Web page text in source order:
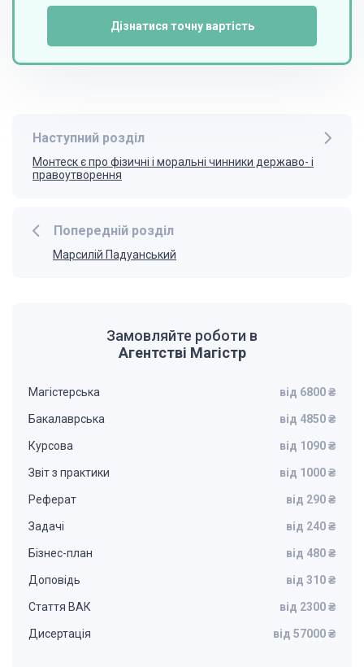
Дізнатися точну вартість
Попередній розділ
Марсилій Падуанський
Наступний розділ
Монтеск є про фізичні і моральні чинники державо- і
правоутворення
Замовляйте роботи в
Агентстві Магістр
Магістерська від 6800 ₴
Бакалаврська від 4850 ₴
Курсова від 1090 ₴
Звіт з практики від 1000 ₴
Реферат від 290 ₴
Задачі від 240 ₴
Бізнес-план від 480 ₴
Доповідь від 310 ₴
Стаття ВАК від 2300 ₴
Дисертація від 57000 ₴